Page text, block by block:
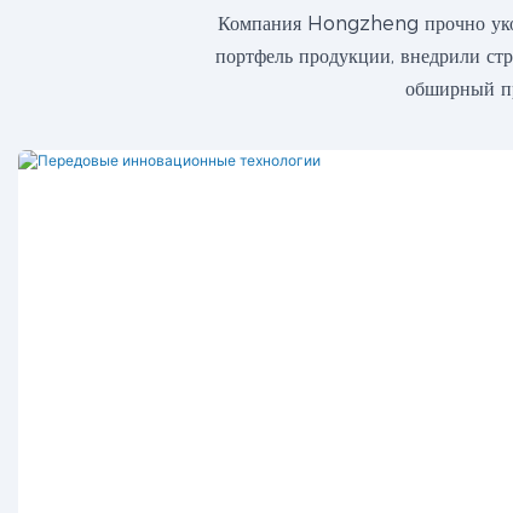
Компания Hongzheng прочно
портфель продукции, внедрили
обширный